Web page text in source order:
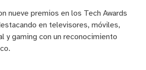
nueve premios en los Tech Awards
en televisores, móviles,
y gaming con un reconocimiento